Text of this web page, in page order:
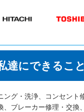
達にできること
ング・洗浄、コンセント
、ブレーカー修理・交換